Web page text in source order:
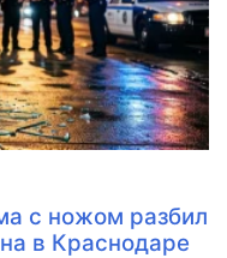
с ножом разбил
в Краснодаре